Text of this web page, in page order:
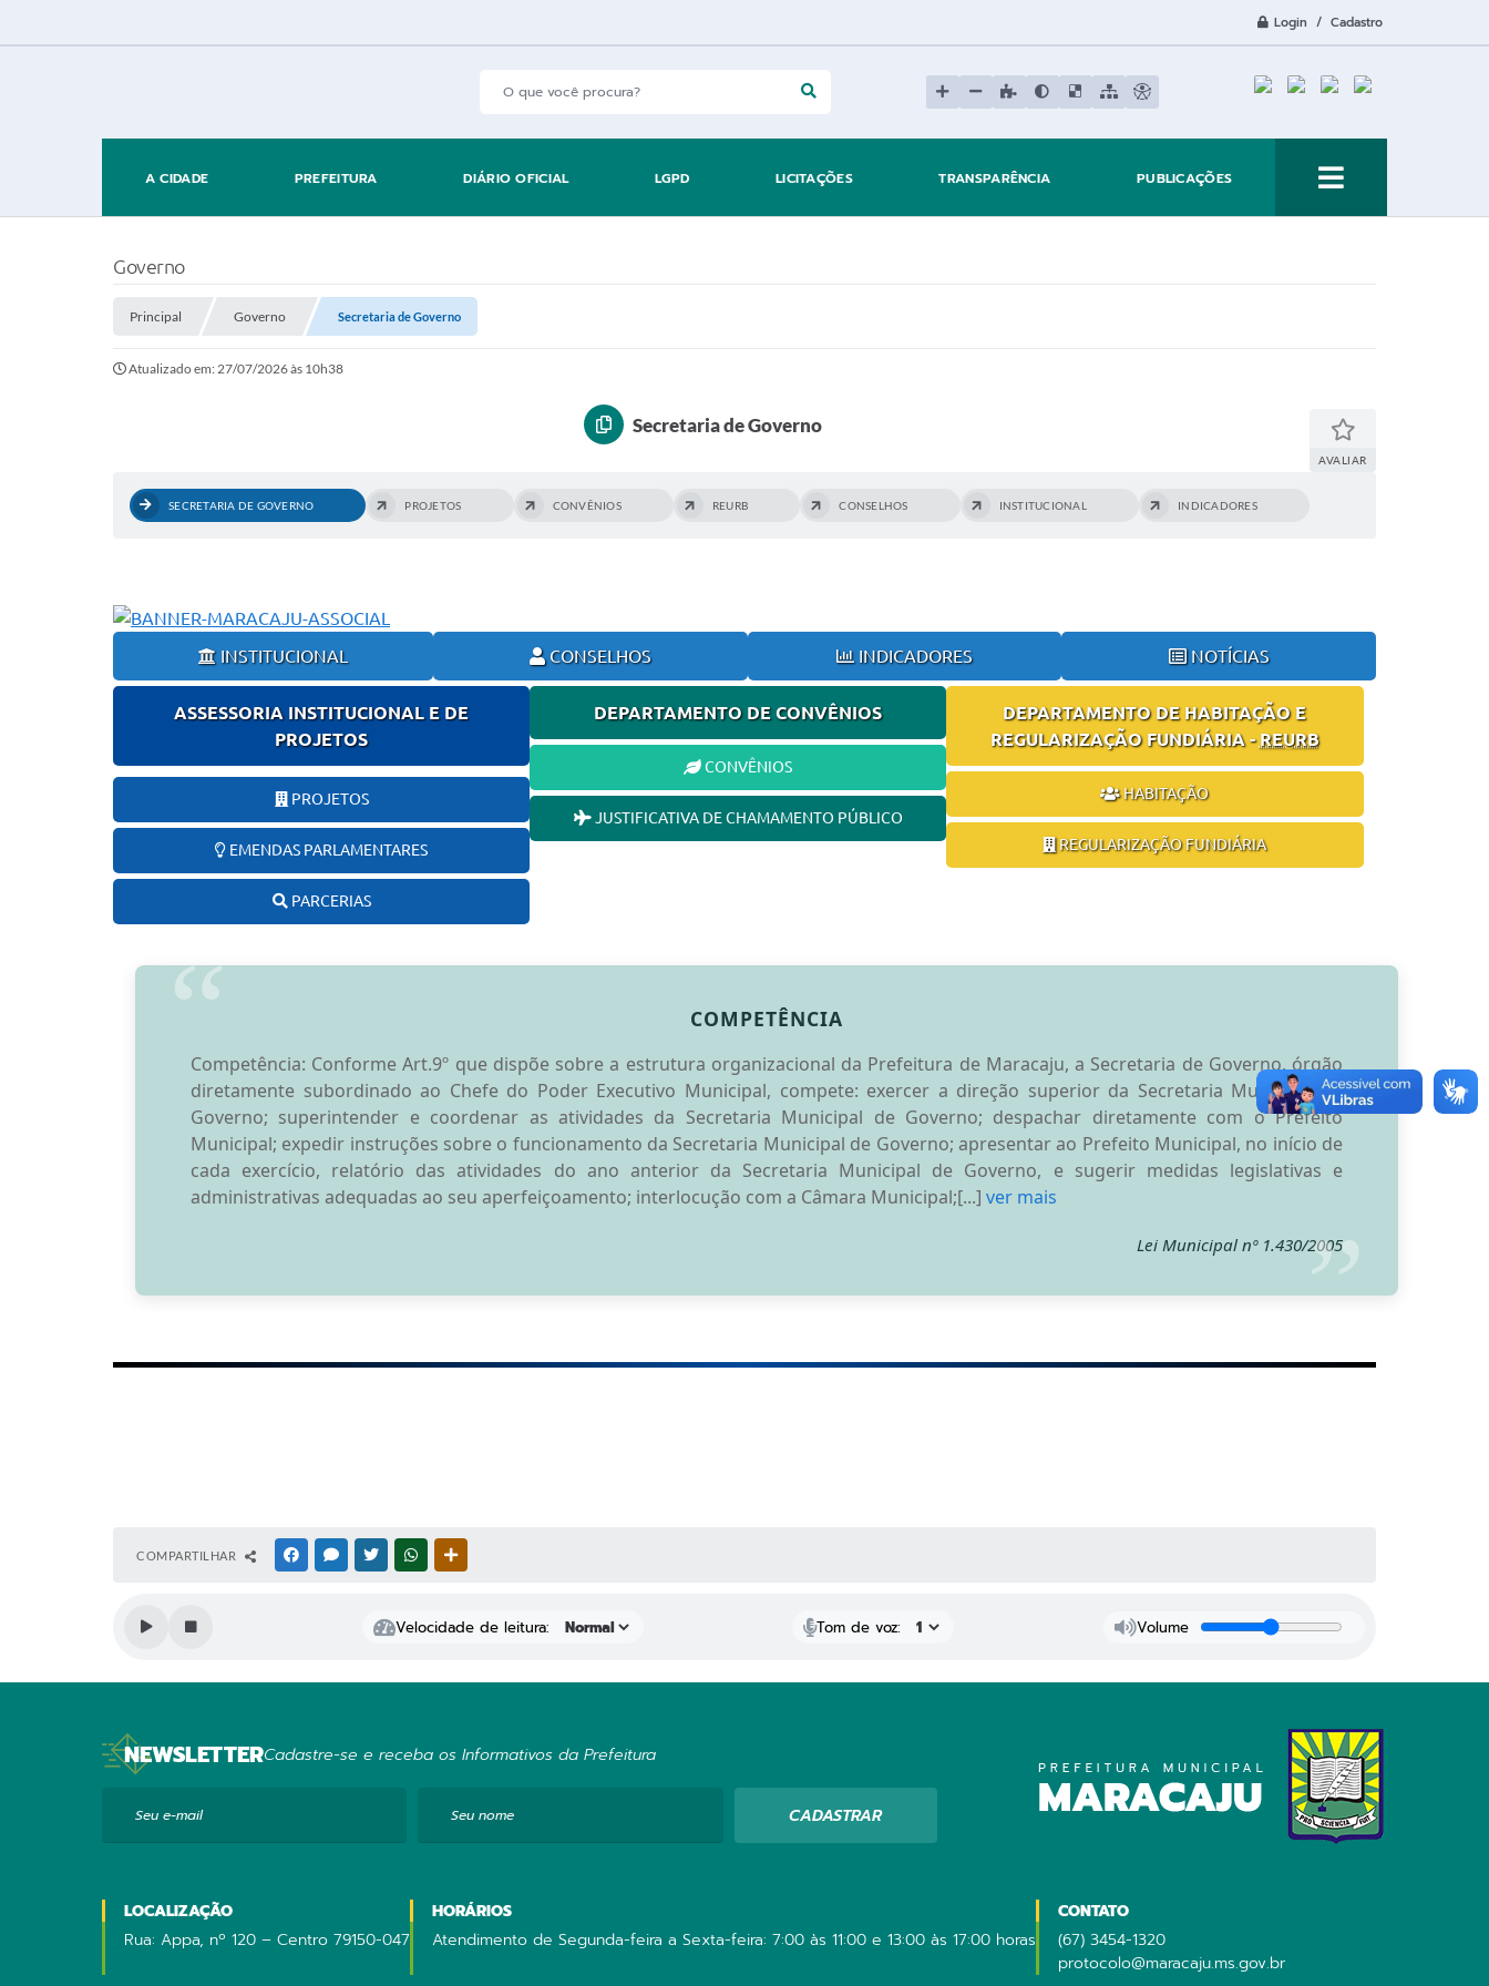
Login / Cadastro
A CIDADE PREFEITURA DIÁRIO OFICIAL LGPD LICITAÇÕES TRANSPARÊNCIA PUBLICAÇÕES
Governo
Principal Governo Secretaria de Governo
Atualizado em: 27/07/2026 às 10h38
Secretaria de Governo
AVALIAR
SECRETARIA DE GOVERNO PROJETOS CONVÊNIOS REURB CONSELHOS INSTITUCIONAL INDICADORES
INSTITUCIONAL CONSELHOS INDICADORES NOTÍCIAS
ASSESSORIA INSTITUCIONAL E DE
PROJETOS
PROJETOS
EMENDAS PARLAMENTARES
PARCERIAS
DEPARTAMENTO DE CONVÊNIOS
CONVÊNIOS
JUSTIFICATIVA DE CHAMAMENTO PÚBLICO
DEPARTAMENTO DE HABITAÇÃO E
REGULARIZAÇÃO FUNDIÁRIA -REURB
HABITAÇÃO
REGULARIZAÇÃO FUNDIÁRIA
COMPETÊNCIA
Competência: Conforme Art.9º que dispõe sobre a estrutura organizacional da Prefeitura de Maracaju, a Secretaria de Governo, órgão
diretamente subordinado ao Chefe do Poder Executivo Municipal, compete: exercer a direção superior da Secretaria Municipal de
Governo; superintender e coordenar as atividades da Secretaria Municipal de Governo; despachar diretamente com o Prefeito
Municipal; expedir instruções sobre o funcionamento da Secretaria Municipal de Governo; apresentar ao Prefeito Municipal, no início de
cada exercício, relatório das atividades do ano anterior da Secretaria Municipal de Governo, e sugerir medidas legislativas e
administrativas adequadas ao seu aperfeiçoamento; interlocução com a Câmara Municipal;[...] ver mais
Lei Municipal nº 1.430/2005
COMPARTILHAR FACEBOOKMESSENGER
TWITTERWHATSAPP
Velocidade de leitura: Tom de voz: Volume
NEWSLETTERCadastre-se e receba os Informativos da Prefeitura
Seu e-mail Seu nome CADASTRAR
LOCALIZAÇÃO
Rua: Appa, nº 120 – Centro 79150-047
HORÁRIOS
Atendimento de Segunda-feira a Sexta-feira: 7:00 às 11:00 e 13:00 às 17:00 horas
CONTATO
(67) 3454-1320
protocolo@maracaju.ms.gov.br